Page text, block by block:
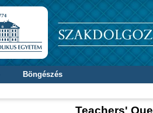
Böngészés
Teachers'